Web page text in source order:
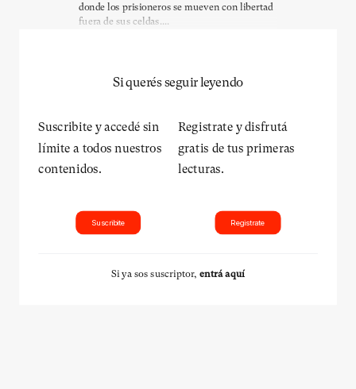
donde los prisioneros se mueven con libertad
fuera de sus celdas....
Si querés seguir leyendo
Suscribite y accedé sin
límite a todos nuestros
contenidos.
Suscribite
Registrate y disfrutá
gratis de tus primeras
lecturas.
Registrate
Si ya sos suscriptor, entrá aquí